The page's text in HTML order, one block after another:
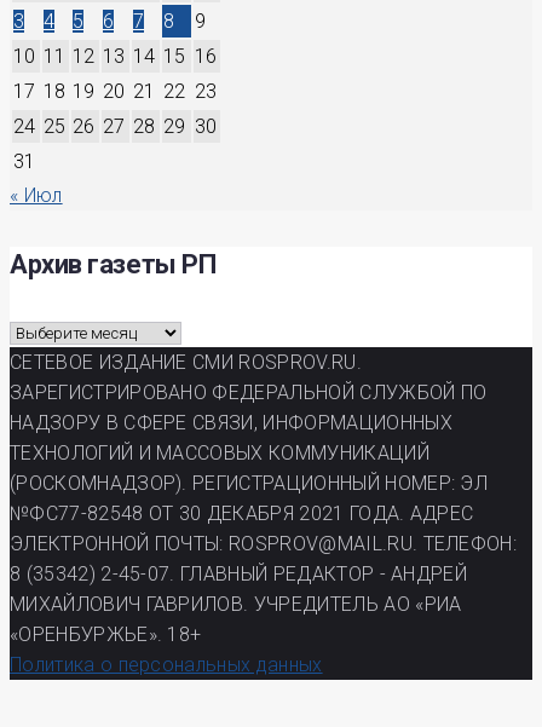
3
4 5 6 7 8
9
10 11 12 13 14 15 16
17 18 19 20 21 22 23
24 25 26 27 28 29 30
31
« Июл
Архив газеты РП
Архив
газеты
РП
СЕТЕВОЕ ИЗДАНИЕ СМИ ROSPROV.RU.
ЗАРЕГИСТРИРОВАНО ФЕДЕРАЛЬНОЙ СЛУЖБОЙ ПО
НАДЗОРУ В СФЕРЕ СВЯЗИ, ИНФОРМАЦИОННЫХ
ТЕХНОЛОГИЙ И МАССОВЫХ КОММУНИКАЦИЙ
(РОСКОМНАДЗОР). РЕГИСТРАЦИОННЫЙ НОМЕР: ЭЛ
№ФС77-82548 ОТ 30 ДЕКАБРЯ 2021 ГОДА. АДРЕС
ЭЛЕКТРОННОЙ ПОЧТЫ: ROSPROV@MAIL.RU. ТЕЛЕФОН:
8 (35342) 2-45-07. ГЛАВНЫЙ РЕДАКТОР - АНДРЕЙ
МИХАЙЛОВИЧ ГАВРИЛОВ. УЧРЕДИТЕЛЬ АО «РИА
«ОРЕНБУРЖЬЕ». 18+
Политика о персональных данных